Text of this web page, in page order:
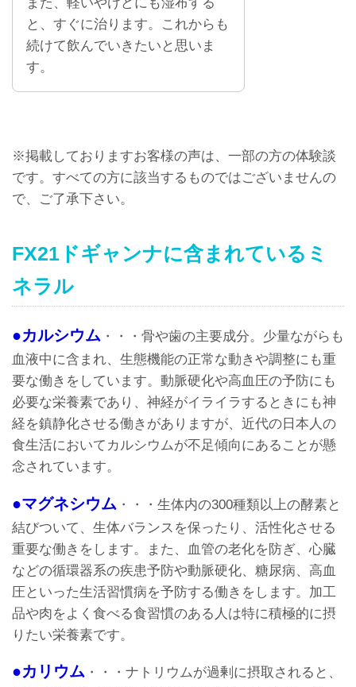
と、すぐに治ります。これからも
続けて飲んでいきたいと思いま
す。
※掲載しておりますお客様の声は、一部の方の体験談
です。すべての方に該当するものではございませんの
で、ご了承下さい。
FX21ドギャンナに含まれているミ
ネラル
●カルシウム ・・・骨や歯の主要成分。少量ながらも
血液中に含まれ、生態機能の正常な動きや調整にも重
要な働きをしています。動脈硬化や高血圧の予防にも
必要な栄養素であり、神経がイライラするときにも神
経を鎮静化させる働きがありますが、近代の日本人の
食生活においてカルシウムが不足傾向にあることが懸
念されています。
●マグネシウム ・・・生体内の300種類以上の酵素と
結びついて、生体バランスを保ったり、活性化させる
重要な働きをします。また、血管の老化を防ぎ、心臓
などの循環器系の疾患予防や動脈硬化、糖尿病、高血
圧といった生活習慣病を予防する働きをします。加工
品や肉をよく食べる食習慣のある人は特に積極的に摂
りたい栄養素です。
●カリウム ・・・ナトリウムが過剰に摂取されると、